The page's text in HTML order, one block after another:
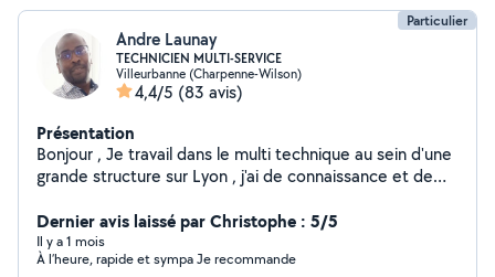
Particulier
Andre Launay
TECHNICIEN MULTI-SERVICE
Villeurbanne (Charpenne-Wilson)
4,4/5 (83 avis)
Présentation
Bonjour , Je travail dans le multi technique au sein d'une
grande structure sur Lyon , j'ai de connaissance et de
de meuble ( armoire , meuble cuisine , * Chauffage et
climatisation * Serrurerie * Peinture * installation réseau
et configuration PC et application * Réparation
Dernier avis laissé par Christophe : 5/5
Il y a 1 mois
À l’heure, rapide et sympa Je recommande